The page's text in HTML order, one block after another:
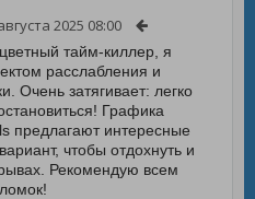
2025 08:00
тайм-киллер, я
расслабления и
Очень затягивает: легко
Графика
предлагают интересные
чтобы отдохнуть и
Рекомендую всем